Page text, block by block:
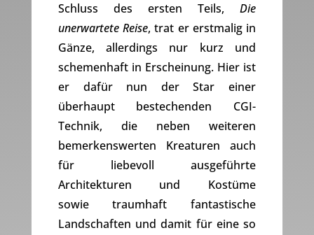
Schluss des ersten Teils,Die
unerwartete Reise, trat er erstmalig in
Gänze, allerdings nur kurz und
schemenhaft in Erscheinung. Hier ist
er dafür nun der Star einer
überhaupt bestechenden CGI-
Technik, die neben weiteren
bemerkenswerten Kreaturen auch
für liebevoll ausgeführte
Architekturen und Kostüme
sowie traumhaft fantastische
Landschaften und damit für eine so